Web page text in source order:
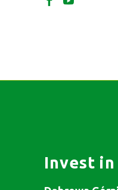
Invest in